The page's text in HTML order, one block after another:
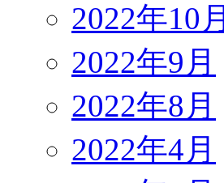
2022年10月
2022年9月
2022年8月
2022年4月